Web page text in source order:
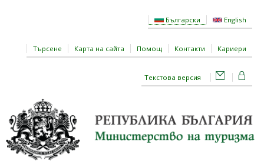
Български English
Търсене Карта на сайта Помощ Контакти Кариери
Текстова версия